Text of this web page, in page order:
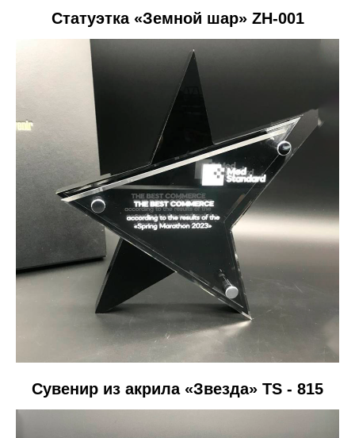
Статуэтка «Земной шар» ZH-001
Сувенир из акрила «Звезда» TS - 815